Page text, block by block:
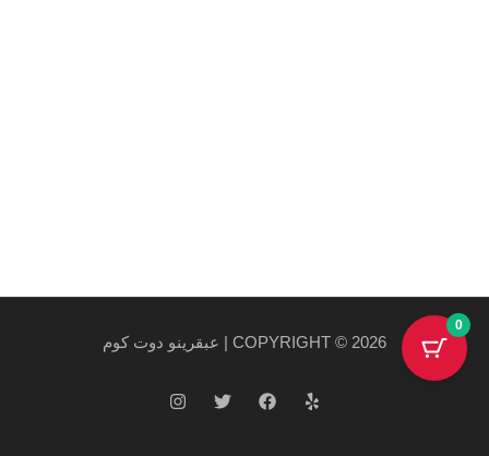
COPYRIGHT © 2026 | عبقرينو دوت كوم
0